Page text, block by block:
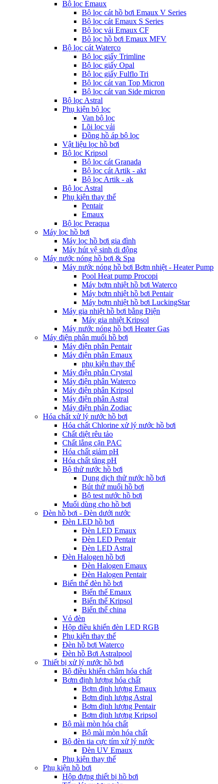
Bộ lọc Emaux
Bộ lọc cát hồ bơi Emaux V Series
Bộ lọc cát Emaux S Series
Bộ lọc vải Emaux CF
Bô lọc hồ bơi Emaux MFV
Bộ lọc cát Waterco
Bộ lọc giấy Trimline
Bộ lọc giấy Opal
Bộ lọc giấy Fulflo Tri
Bộ lọc cát van Top Micron
Bộ lọc cát van Side micron
Bộ lọc Astral
Phụ kiện bộ lọc
Van bộ lọc
Lõi lọc vải
Đồng hồ áp bộ lọc
Vật liệu lọc hồ bơi
Bộ lọc Kripsol
Bộ lọc cát Granada
Bộ lọc cát Artik - akt
Bộ lọc Artik - ak
Bộ lọc Astral
Phụ kiện thay thế
Pentair
Emaux
Bộ lọc Peraqua
Máy lọc hồ bơi
Máy lọc hồ bơi gia đình
Máy hút vệ sinh di động
Máy nước nóng hồ bơi & Spa
Máy nước nóng hồ bơi Bơm nhiệt - Heater Pump
Pool Heat pump Procopi
Máy bơm nhiệt hồ bơi Waterco
Máy bơm nhiệt hồ bơi Pentair
Máy bơm nhiệt hồ bơi LuckingStar
Máy gia nhiệt hồ bơi bằng Điện
Máy gia nhiệt Kripsol
Máy nước nóng hồ bơi Heater Gas
Máy điện phân muối hồ bơi
Máy điện phân Pentair
Máy điện phân Emaux
phụ kiện thay thế
Máy điện phân Crystal
Máy điện phân Waterco
Máy điện phân Kripsol
Máy điện phân Astral
Máy điện phân Zodiac
Hóa chất xử lý nước hồ bơi
Hóa chất Chlorine xử lý nước hồ bơi
Chất diệt rêu tảo
Chất lắng cặn PAC
Hóa chất giảm pH
Hóa chất tăng pH
Bộ thử nước hồ bơi
Dung dịch thử nước hồ bơi
Bút thử muối hồ bơi
Bộ test nước hồ bơi
Muối dùng cho hồ bơi
Đèn hồ bơi - Đèn dưới nước
Đèn LED hồ bơi
Đèn LED Emaux
Đèn LED Pentair
Đèn LED Astral
Đèn Halogen hồ bơi
Đèn Halogen Emaux
Đèn Halogen Pentair
Biến thế đèn hồ bơi
Biến thế Emaux
Biến thế Kripsol
Biến thế china
Vỏ đèn
Hộp điều khiển đèn LED RGB
Phụ kiện thay thế
Đèn hồ bơi Waterco
Đèn hồ Bơi Astralpool
Thiết bị xử lý nước hồ bơi
Bộ điều khiển châm hóa chất
Bơm định lượng hóa chất
Bơm định lượng Emaux
Bơm định lượng Astral
Bơm định lượng Pentair
Bơm định lượng Kripsol
Bộ mài mòn hóa chất
Bộ mài mòn hóa chất
Bộ đèn tia cực tím xử lý nước
Đèn UV Emaux
Phụ kiện thay thế
Phụ kiện hồ bơi
Hộp đựng thiết bị hồ bơi